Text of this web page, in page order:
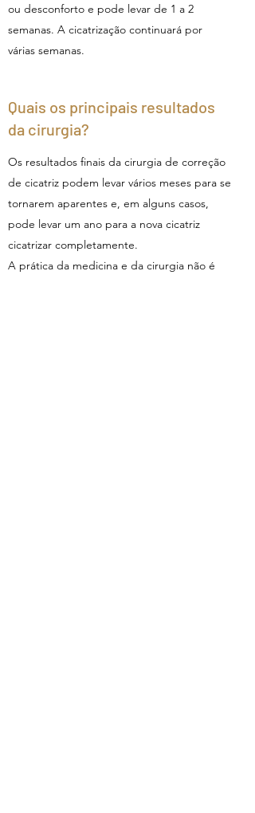
ou desconforto e pode levar de 1 a 2
semanas. A cicatrização continuará por
várias semanas.
Quais os principais resultados
da cirurgia?
Os resultados finais da cirurgia de correção
de cicatriz podem levar vários meses para se
tornarem aparentes e, em alguns casos,
pode levar um ano para a nova cicatriz
cicatrizar completamente.
A prática da medicina e da cirurgia não é